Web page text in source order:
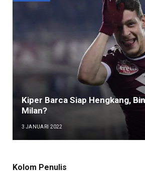
Kiper Barca Siap Hengkang,
Milan?
3 JANUARI 2022
Kolom Penulis